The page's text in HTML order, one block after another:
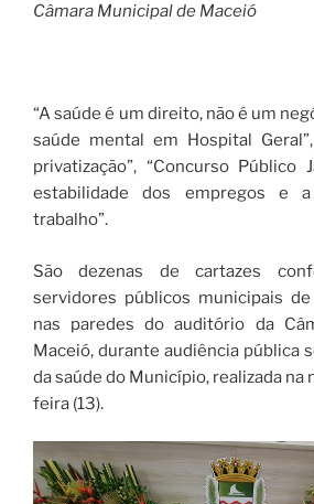
Câmara Municipal de Maceió
“A saúde é um direito, não é um
saúde mental em Hospital
privatização”, “Concurso Público
estabilidade dos empregos e
trabalho”.
São dezenas de cartazes
servidores públicos municipais
nas paredes do auditório da
Maceió, durante audiência pública
da saúde do Município, realizada na
feira (13).